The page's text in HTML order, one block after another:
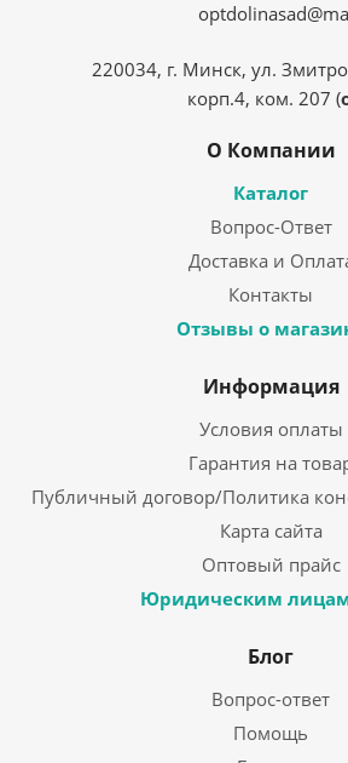
220034, г. Минск, ул.
корп.4, ком. 207 (
О Компании
Каталог
Вопрос-Ответ
Доставка и
Контакты
Отзывы о
Информация
Условия оплаты
Гарантия на
Публичный договор/Политика
Карта сайта
Оптовый прайс
Юридическим
Блог
Вопрос-ответ
Помощь